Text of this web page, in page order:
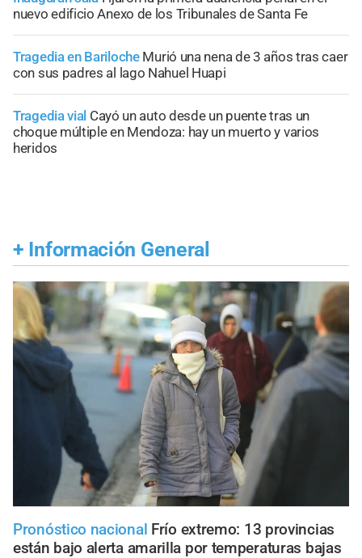
nuevo edificio Anexo de los Tribunales de Santa Fe
Tragedia en Bariloche Murió una nena de 3 años tras caer
con sus padres al lago Nahuel Huapi
Tragedia vial Cayó un auto desde un puente tras un
choque múltiple en Mendoza: hay un muerto y varios
heridos
+ Información General
Pronóstico nacional Frío extremo: 13 provincias
están bajo alerta amarilla por temperaturas bajas